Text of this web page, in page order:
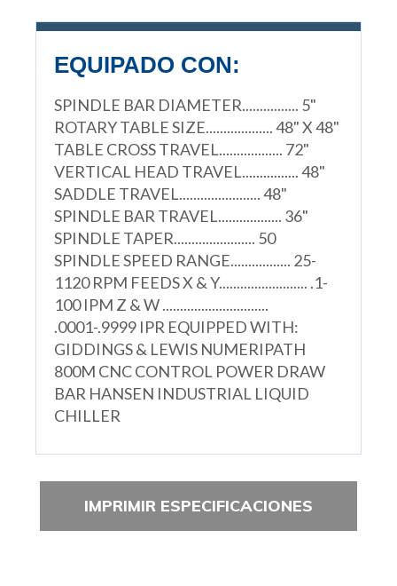
EQUIPADO CON:
SPINDLE BAR DIAMETER................ 5"
ROTARY TABLE SIZE................... 48" X 48"
TABLE CROSS TRAVEL.................. 72"
VERTICAL HEAD TRAVEL................ 48"
SADDLE TRAVEL....................... 48"
SPINDLE BAR TRAVEL.................. 36"
SPINDLE TAPER....................... 50
SPINDLE SPEED RANGE................. 25-
1120 RPM FEEDS X & Y......................... .1-
100 IPM Z & W ..............................
.0001-.9999 IPR EQUIPPED WITH:
GIDDINGS & LEWIS NUMERIPATH
800M CNC CONTROL POWER DRAW
BAR HANSEN INDUSTRIAL LIQUID
CHILLER
IMPRIMIR ESPECIFICACIONES